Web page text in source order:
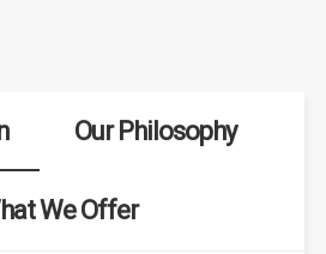
Our Philosophy
We Offer